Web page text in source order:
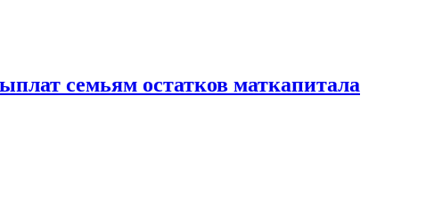
семьям остатков маткапитала